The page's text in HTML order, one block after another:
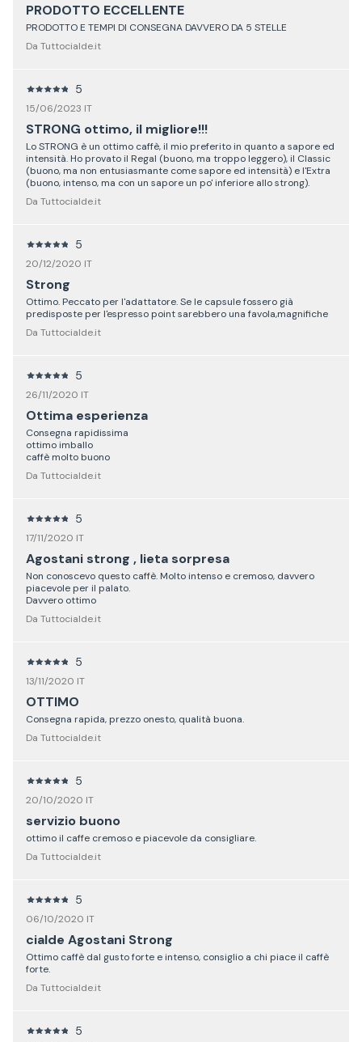
PRODOTTO ECCELLENTE
PRODOTTO E TEMPI DI CONSEGNA DAVVERO DA 5 STELLE
Da Tuttocialde.it
5
15/06/2023 IT
STRONG ottimo, il migliore!!!
Lo STRONG è un ottimo caffè, il mio preferito in quanto a sapore ed
intensità. Ho provato il Regal (buono, ma troppo leggero), il Classic
(buono, ma non entusiasmante come sapore ed intensità) e l'Extra
(buono, intenso, ma con un sapore un po' inferiore allo strong).
Da Tuttocialde.it
5
20/12/2020 IT
Strong
Ottimo. Peccato per l'adattatore. Se le capsule fossero già
predisposte per l'espresso point sarebbero una favola,magnifiche
Da Tuttocialde.it
5
26/11/2020 IT
Ottima esperienza
Consegna rapidissima
ottimo imballo
caffè molto buono
Da Tuttocialde.it
5
17/11/2020 IT
Agostani strong , lieta sorpresa
Non conoscevo questo caffè. Molto intenso e cremoso, davvero
piacevole per il palato.
Davvero ottimo
Da Tuttocialde.it
5
13/11/2020 IT
OTTIMO
Consegna rapida, prezzo onesto, qualità buona.
Da Tuttocialde.it
5
20/10/2020 IT
servizio buono
ottimo il caffe cremoso e piacevole da consigliare.
Da Tuttocialde.it
5
06/10/2020 IT
cialde Agostani Strong
Ottimo caffè dal gusto forte e intenso, consiglio a chi piace il caffè
forte.
Da Tuttocialde.it
5